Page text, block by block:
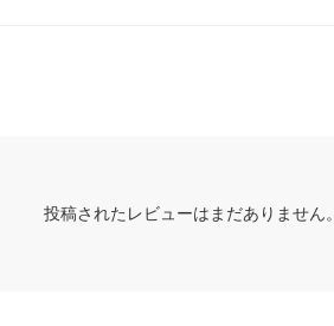
投稿されたレビューはまだありません。